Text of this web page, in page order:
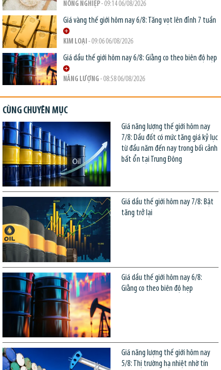
NÔNG NGHIỆP- 09:14 06/08/2026
Giá vàng thế giới hôm nay 6/8: Tăng vọt lên đỉnh 7 tuần
KIM LOẠI - 09:06 06/08/2026
Giá dầu thế giới hôm nay 6/8: Giằng co theo biên độ hẹp
NĂNG LƯỢNG - 08:58 06/08/2026
CÙNG CHUYÊN MỤC
Giá năng lượng thế giới hôm nay
7/8: Dầu đốt có mức tăng giá kỷ lục
từ đầu năm đến nay trong bối cảnh
bất ổn tại Trung Đông
Giá dầu thế giới hôm nay 7/8: Bật
tăng trở lại
Giá dầu thế giới hôm nay 6/8:
Giằng co theo biên độ hẹp
Giá năng lượng thế giới hôm nay
5/8: Thị trường hạ nhiệt nhờ tín